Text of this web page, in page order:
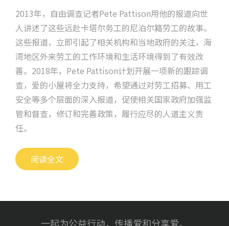
2013年，自由调查记者Pete Pattison用他的报道向世
人讲述了这些远赴卡塔尔务工的尼泊尔籍劳工的故事。
这些报道，立即引起了相关机构和当地政府的关注，海
湾地区外来劳工的工作环境和生活环境得到了有效改
善。2018年，Pete Pattison计划开展一项新的跟踪调
查，爱的小屋将全力支持，希望通过对劳工招募、用工
安全等多个层面的深入报道，促使相关国家政府加强监
管和督查，修订和完善政策，履行应尽的人道主义责
任。
阅读全文
一起为公益行动，传播爱和分享爱。